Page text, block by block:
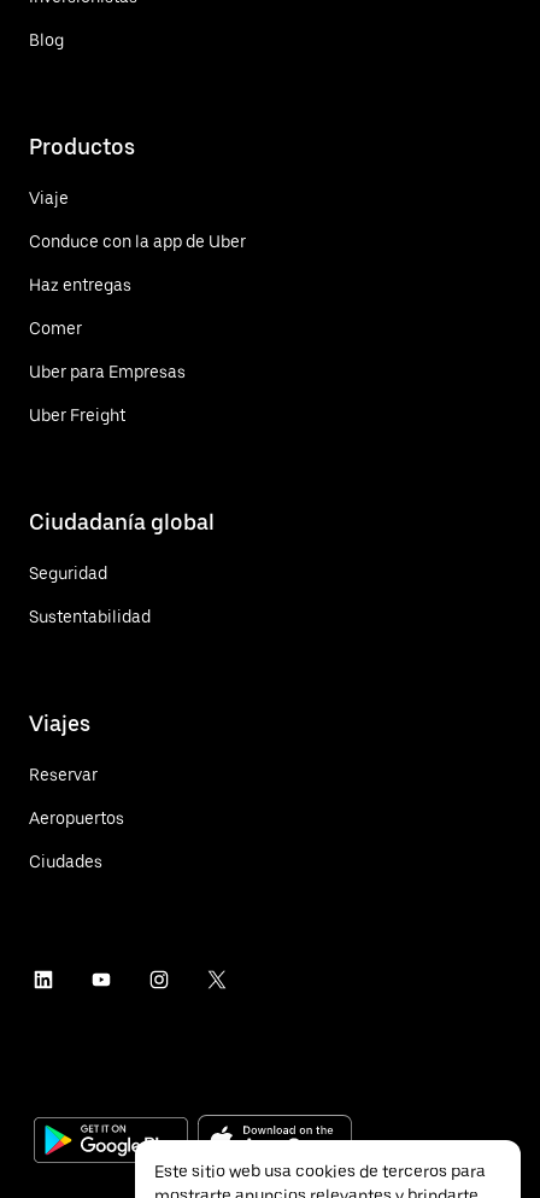
Blog
Productos
Viaje
Conduce con la app de Uber
Haz entregas
Comer
Uber para Empresas
Uber Freight
Ciudadanía global
Seguridad
Sustentabilidad
Viajes
Reservar
Aeropuertos
Ciudades
Este sitio web usa cookies de terceros para